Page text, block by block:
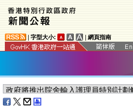
字型大小: 網頁指南